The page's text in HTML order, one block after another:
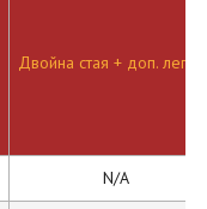
Двойна стая + доп. легло
N/A